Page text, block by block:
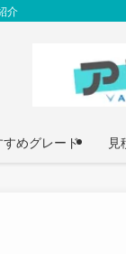
介
すめグレード 見